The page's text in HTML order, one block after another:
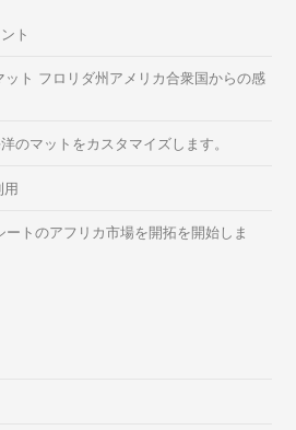
ト
ト フロリダ州アメリカ合衆国からの感
のマットをカスタマイズします。
用
ートのアフリカ市場を開拓を開始しま